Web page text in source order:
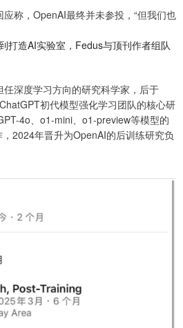
称，OpenAI最终并未参投，“但我们也
打造AI实验室，Fedus与顶刊作者组队
深度学习方向的研究科学家，后于
初代模型强化学习团队的核心研
4o、o1-mini、o1-preview等模型的
2024年晋升为OpenAI的后训练研究负